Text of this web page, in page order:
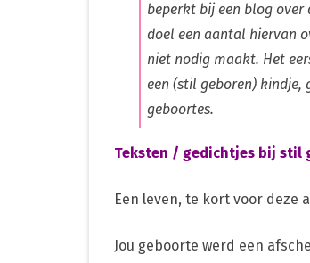
beperkt bij een blog
doel een aantal hiervan
niet nodig maakt. Het
een (stil geboren)
geboortes.
Teksten / gedichtjes bij stil
Een leven, te kort voor deze
Jou geboorte werd een